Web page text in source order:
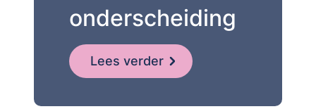
onderscheiding
Lees verder